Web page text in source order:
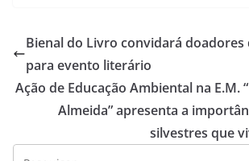
Bienal do Livro convidará doadores
para evento literário
Ação de Educação Ambiental na E.M.
Almeida” apresenta a
silvestres que